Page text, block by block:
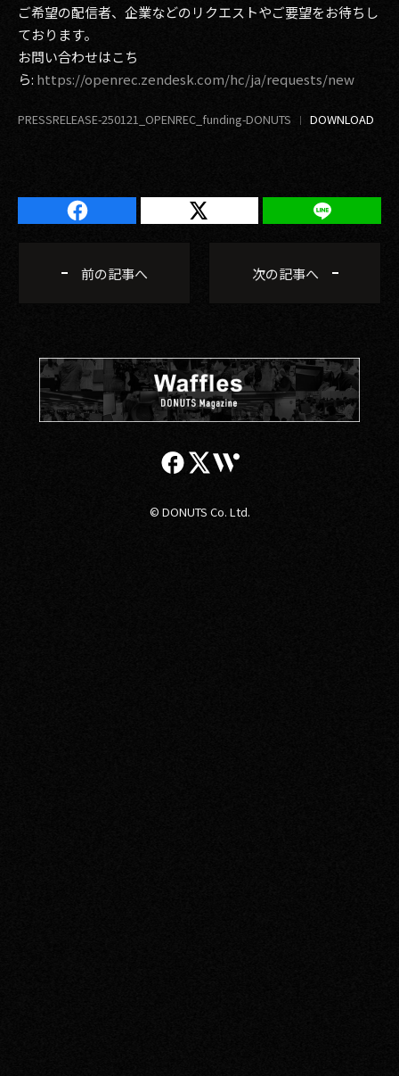
ご希望の配信者、企業などのリクエストやご要望をお待ちし
ております。
お問い合わせはこち
ら: https://openrec.zendesk.com/hc/ja/requests/new
PRESSRELEASE-250121_OPENREC_funding-DONUTS
前の記事へ 次の記事へ
© DONUTS Co. Ltd.